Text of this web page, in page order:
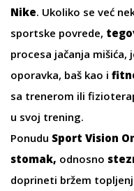
Nike. Ukoliko se već
sportske povrede,
procesa jačanja
oporavka, baš kao i
sa trenerom ili
u svoj trening.
Ponudu Sport Vision
stomak, odnosno
doprineti bržem